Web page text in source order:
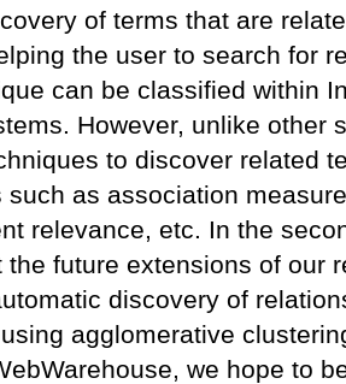
of terms that are
the user to search for
can be classified within
However, unlike other
to discover related
such as association
relevance, etc. In the
the future extensions of our
discovery of
agglomerative
we hope to